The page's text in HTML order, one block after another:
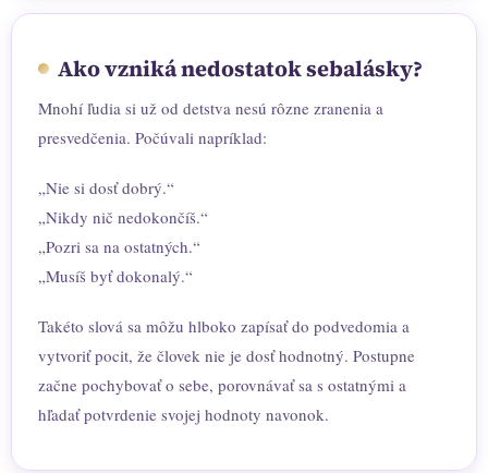
Ako vzniká nedostatok sebalásky?
Mnohí ľudia si už od detstva nesú rôzne zranenia a
presvedčenia. Počúvali napríklad:
„Nie si dosť dobrý.“
„Nikdy nič nedokončíš.“
„Pozri sa na ostatných.“
„Musíš byť dokonalý.“
Takéto slová sa môžu hlboko zapísať do podvedomia a
vytvoriť pocit, že človek nie je dosť hodnotný. Postupne
začne pochybovať o sebe, porovnávať sa s ostatnými a
hľadať potvrdenie svojej hodnoty navonok.